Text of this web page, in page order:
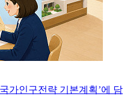
가인구전략 기본계획’에 담